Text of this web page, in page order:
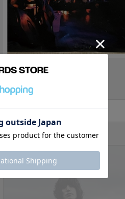
ドレスコーズ
商品詳細を見る